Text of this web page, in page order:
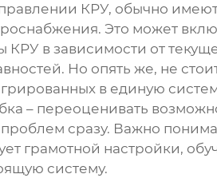
КРУ, обычно
Это может
в зависимости от
Но опять же, не
в единую
– переоценивать
сразу. Важно
грамотной настройки,
систему.